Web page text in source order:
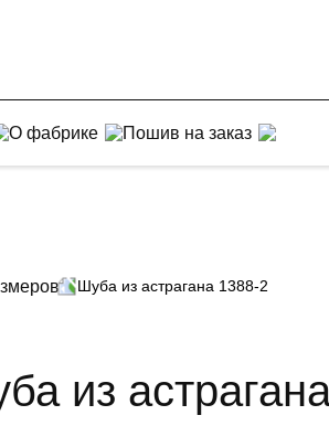
О фабрике Пошив на заказ
Шуба из астрагана 1388-2
из